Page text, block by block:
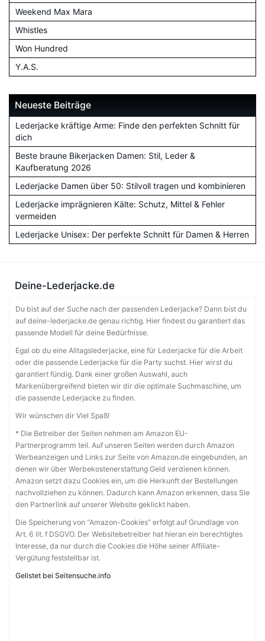
Weekend Max Mara
Whistles
Won Hundred
Y.A.S.
Neueste Beiträge
Lederjacke kräftige Arme: Finde den perfekten Schnitt für
dich
Beste braune Bikerjacken Damen: Stil, Leder &
Kaufberatung 2026
Lederjacke Damen über 50: Stilvoll tragen und kombinieren
Lederjacke imprägnieren Kälte: Schutz, Mittel & Fehler
vermeiden
Lederjacke Unisex: Der perfekte Schnitt für Damen & Herren
Deine-Lederjacke.de
Du bist auf der Suche nach der passenden Lederjacke? Dann bist du
auf deine-lederjacke.de genau richtig. Hier findest du garantiert das
passende Modell für deine Bedürfnisse.
Egal ob du eine Alltagslederjacke, eine für Lederjacke für die Arbeit
oder die passende Lederjacke für die Party suchst. Hier wirst du
garantiert fündig. Dank einer großen Auswahl, auch
Markenübergreifend bieten wir dir die optimale Suchmaschine, um
die passende Lederjacke zu finden.
Wir wünschen dir Viel Spaß!
* Die Betreiber der Seiten nehmen am Amazon EU-
Partnerprogramm teil. Auf unseren Seiten werden durch Amazon
Werbeanzeigen und Links zur Seite von Amazon.de eingebunden, an
denen wir über Werbekostenerstattung Geld verdienen können.
Amazon setzt dazu Cookies ein, um die Herkunft der Bestellungen
nachvollziehen zu können. Dadurch kann Amazon erkennen, dass Sie
den Partnerlink auf unserer Website geklickt haben.
Die Speicherung von “Amazon-Cookies” erfolgt auf Grundlage von
Art. 6 lit. f DSGVO. Der Websitebetreiber hat hieran ein berechtigtes
Interesse, da nur durch die Cookies die Höhe seiner Affiliate-
Vergütung feststellbar ist.
Gelistet bei Seitensuche.info